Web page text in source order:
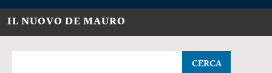
IL NUOVO DE MAURO
CERCA